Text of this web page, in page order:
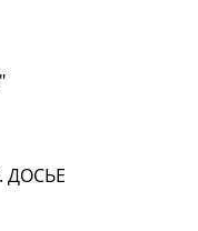
ДОСЬЕ